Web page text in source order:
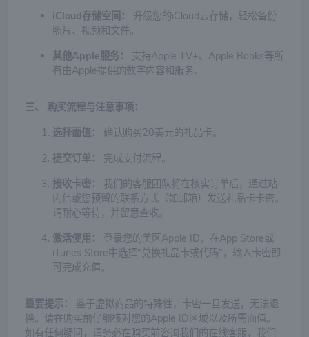
iCloud存储空间：
升级您的iCloud云存储，轻松备份
照片、视频和文件。
其他Apple服务：
支持Apple TV+、Apple Books等所
有由Apple提供的数字内容和服务。
三、 购买流程与注意事项：
选择面值：
确认购买20美元的礼品卡。
提交订单：
完成支付流程。
接收卡密：
我们的客服团队将在核实订单后，通过站
内信或您预留的联系方式（如邮箱）发送礼品卡卡密。
请耐心等待，并留意查收。
激活使用：
登录您的美区Apple ID，在App Store或
iTunes Store中选择“兑换礼品卡或代码”，输入卡密即
可完成充值。
重要提示：
鉴于虚拟商品的特殊性，卡密一旦发送，无法退
换。请在购买前仔细核对您的Apple ID区域以及所需面值。
如有任何疑问，请务必在购买前咨询我们的在线客服，我们